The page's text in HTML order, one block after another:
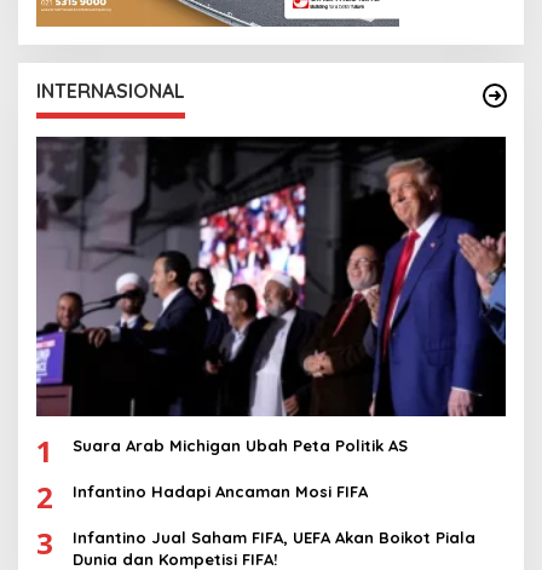
INTERNASIONAL
1 Suara Arab Michigan Ubah Peta Politik AS
2 Infantino Hadapi Ancaman Mosi FIFA
3
Infantino Jual Saham FIFA, UEFA Akan Boikot Piala
Dunia dan Kompetisi FIFA!